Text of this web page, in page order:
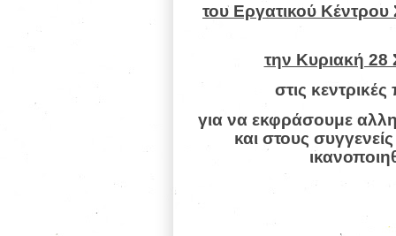
του Εργατικού
την Κυριακή 28
στις
για να εκφράσουμε
και στους